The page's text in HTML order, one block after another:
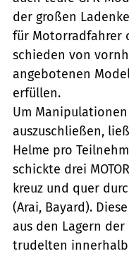
der großen
für Motorradfahrer
schieden von
angebotenen
erfüllen.
Um
auszuschließen,
Helme pro
schickte drei
kreuz und quer
(Arai, Bayard).
aus den Lagern der
trudelten innerhalb